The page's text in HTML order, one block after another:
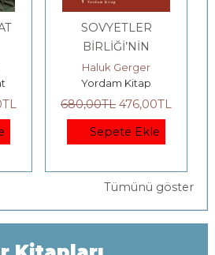
TL
SOVYETLER
BİRLİĞİ’NİN
ÇÖKÜŞÜ
Haluk Gerger
Yordam Kitap
680,00TL 476,00TL
Sepete Ekle
Tümünü göster